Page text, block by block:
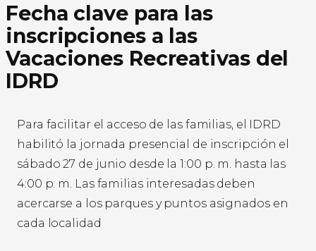
Fecha clave para las
inscripciones a las
Vacaciones Recreativas del
IDRD
Para facilitar el acceso de las familias, el IDRD
habilitó la jornada presencial de inscripción el
sábado 27 de junio desde la 1:00 p. m. hasta las
4:00 p. m. Las familias interesadas deben
acercarse a los parques y puntos asignados en
cada localidad